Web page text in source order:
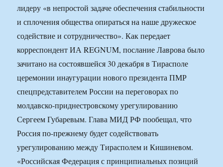
лидеру «в непростой задаче обеспечения стабильности
и сплочения общества опираться на наше дружеское
содействие и сотрудничество». Как передает
корреспондент ИА REGNUM, послание Лаврова было
зачитано на состоявшейся 30 декабря в Тирасполе
церемонии инаугурации нового президента ПМР
спецпредставителем России на переговорах по
молдавско-приднестровскому урегулированию
Сергеем Губаревым. Глава МИД РФ пообещал, что
Россия по-прежнему будет содействовать
урегулированию между Тирасполем и Кишиневом.
«Российская Федерация с принципиальных позиций